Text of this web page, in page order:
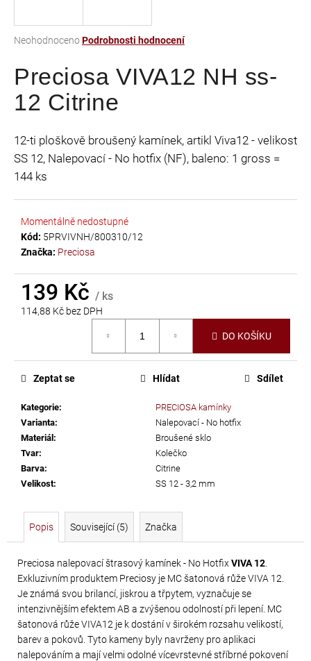
Průměrné
produktu
je
0,0
hvězdiček.
NeohodnocenoPodrobnosti hodnocení
Preciosa VIVA12 NH ss-
12 Citrine
12-ti ploškově broušený kamínek, artikl Viva12 - velikost
SS 12, Nalepovací - No hotfix (NF), baleno: 1 gross =
144 ks
Momentálně nedostupné
Kód: 5PRVIVNH/800310/12
Značka: Preciosa
139 Kč / ks
114,88 Kč bez DPH
DO KOŠÍKU
Kategorie:
PRECIOSA kamínky
Varianta:
Nalepovací - No hotfix
Materiál:
Broušené sklo
Tvar:
Kolečko
Barva:
Citrine
Velikost: SS 12 - 3,2 mm
Zeptat se Hlídat Sdílet
Popis Související (5) Značka
Preciosa nalepovací štrasový kamínek - No HotfixVIVA 12
Exkluzivním produktem Preciosy je MC šatonová růže VIVA 12.
Je známá svou brilancí, jiskrou a třpytem, vyznačuje se
intenzivnějším efektem AB a zvýšenou odolností při lepení. MC
šatonová růže VIVA12 je k dostání v širokém rozsahu velikostí,
barev a pokovů. Tyto kameny byly navrženy pro aplikaci
nalepováním a mají velmi odolné vícevrstevné stříbrné pokovení
j
t
?
HLEDAT
D
o
p
e
m
PRECIOSA
VIVA12
NH
SS-
CRYSTAL
69
Kč